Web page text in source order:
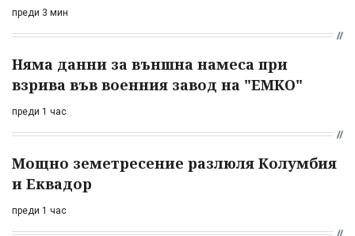
преди 3 мин
Няма данни за външна намеса при
взрива във военния завод на "ЕМКО"
преди 1 час
Мощно земетресение разлюля Колумбия
и Еквадор
преди 1 час